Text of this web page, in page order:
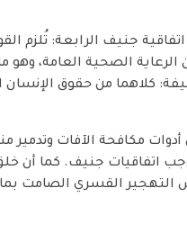
إلى أن المادة (55) من اتفاقية
الرعاية الصحية العامة،
كلاهما من حقوق الإنسان
مكافحة الآفات وتدمير
اتفاقيات جنيف. كما أن
التهجير القسري الصامت بما